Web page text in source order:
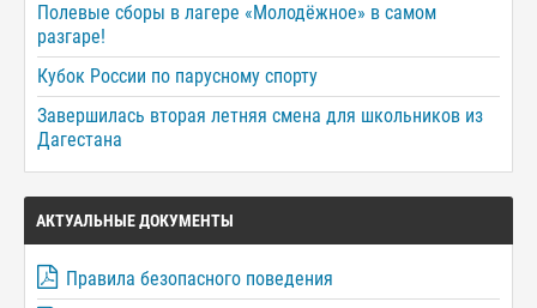
Полевые сборы в лагере «Молодёжное» в самом
разгаре!
Кубок России по парусному спорту
Завершилась вторая летняя смена для школьников из
Дагестана
АКТУАЛЬНЫЕ ДОКУМЕНТЫ
Правила безопасного поведения